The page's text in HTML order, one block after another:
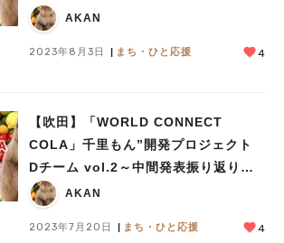
～
AKAN
2023年8月3日 まち・ひと応援 4
【吹田】「WORLD CONNECT
COLA」千里もん”開発プロジェクト
Dチーム vol.2～中間発表振り返り！
～
AKAN
2023年7月20日 まち・ひと応援 4
人気のキーワード